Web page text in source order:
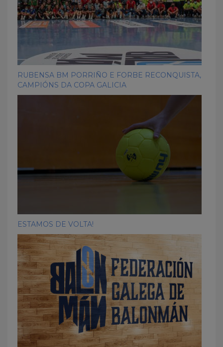
RUBENSA BM PORRIÑO E FORBE RECONQUISTA,
CAMPIÓNS DA COPA GALICIA
ESTAMOS DE VOLTA!